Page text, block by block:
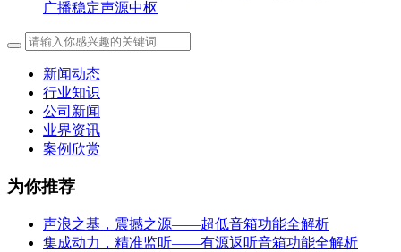
广播稳定声源中枢
新闻动态
行业知识
公司新闻
业界资讯
案例欣赏
为你推荐
声浪之基，震撼之源——超低音箱功能全解析
集成动力，精准监听——有源返听音箱功能全解析